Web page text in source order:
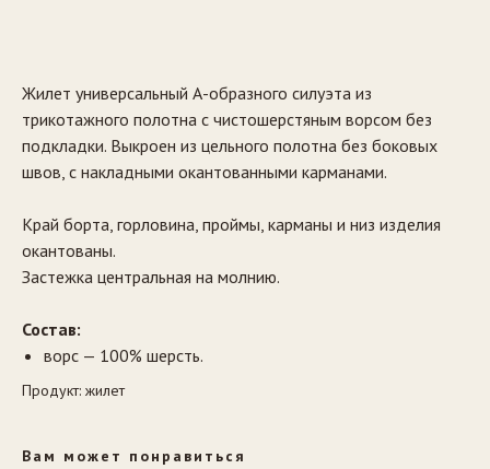
Жилет универсальный А-образного силуэта из
трикотажного полотна с чистошерстяным ворсом без
подкладки. Выкроен из цельного полотна без боковых
швов, с накладными окантованными карманами.
Край борта, горловина, проймы, карманы и низ изделия
окантованы.
Застежка центральная на молнию.
Состав:
ворс — 100% шерсть.
Продукт: жилет
Вам может понравиться